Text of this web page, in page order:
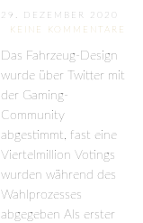
29. DEZEMBER 2020
KEINE KOMMENTARE
Das Fahrzeug-Design
wurde über Twitter mit
der Gaming-
Community
abgestimmt, fast eine
Viertelmillion Votings
wurden während des
Wahlprozesses
abgegeben Als erster